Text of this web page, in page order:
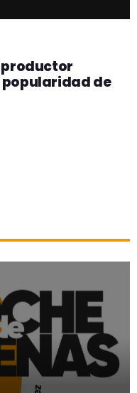
productor
de